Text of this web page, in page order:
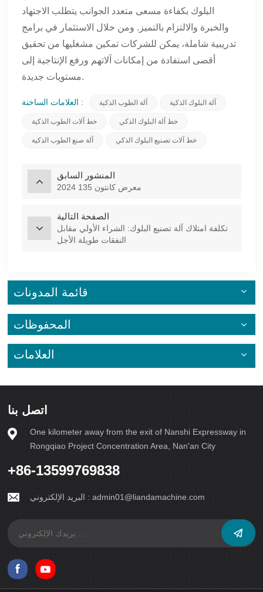
البلوك بكفاءة مسعى متعدد الجوانب يتطلب الاجتهاد
والخبرة والالتزام بالتميز. ومن خلال الاستثمار في برامج
تدريبية شاملة، يمكن للشركات تمكين مشغليها من تحقيق
أقصى استفادة من إمكانات آلاتهم ورفع الإنتاجية إلى
مستويات جديدة.
العلامات الساخنة : آلة الطوب الذكية آلة البلوك الذكية
خط آلات الطوب الذكية خط آلة البلوك الذكي
آلة صنع الطوب الذكية خط آلات تصنيع البلوك الذكي
المنشور السابق
2024 معرض كانتون 135
الصفحة التالية
تكلفة امتلاك آلة تصنيع البلوك: الشراء الأولي مقابل
النفقات طويلة الأجل
قائمة المدونات
المحفوظات
العلامات
اتصل بنا
One kilometer away from the exit of Nanshi Expressway in
Rongqiao Project Concentration Area, Nan'an City
+86-13599769838
البريد الإلكتروني :admin01@liandamachine.com